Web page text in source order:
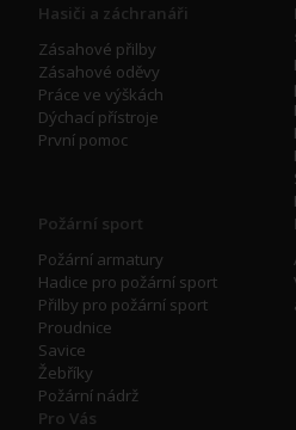
Hasiči a záchranáři
Zásahové přilby
Zásahové oděvy
Práce ve výškách
Dýchací přístroje
První pomoc
Požární sport
Požární armatury
Hadice pro požární sport
Přilby pro požární sport
Proudnice
Savice
Žebříky
Požární nádrž
Pro Vás